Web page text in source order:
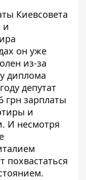
Киевсовета
и
он уже
из-за
диплома
депутат
грн зарплаты
и
И несмотря
похвастаться